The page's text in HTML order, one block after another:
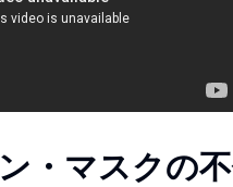
・マスクの